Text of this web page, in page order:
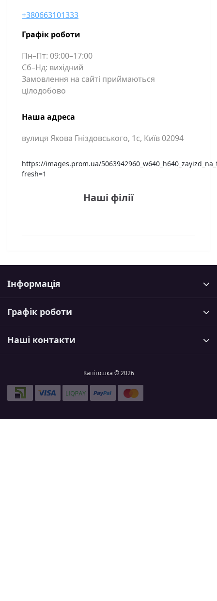
+380663101333
Графік роботи
Пн–Пт: 09:00–17:00
Сб–Нд: вихідний
Замовлення на сайті приймаються
цілодобово
Наша адреса
вулиця Якова Гніздовського, 1с, Київ 02094
https://images.prom.ua/
fresh=1
Наші філії
Інформація
Графік роботи
Наші контакти
Капітошка © 2026